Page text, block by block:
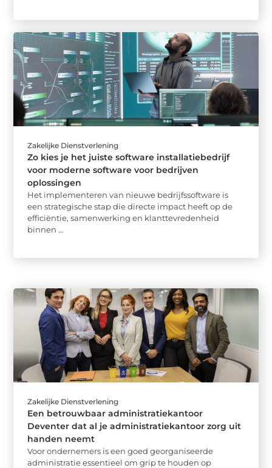
Zakelijke Dienstverlening
Zo kies je het juiste software installatiebedrijf
voor moderne software voor bedrijven
oplossingen
Het implementeren van nieuwe bedrijfssoftware is
een strategische stap die directe impact heeft op de
efficiëntie, samenwerking en klanttevredenheid
binnen ...
Zakelijke Dienstverlening
Een betrouwbaar administratiekantoor
Deventer dat al je administratiekantoor zorg uit
handen neemt
Voor ondernemers is een goed georganiseerde
administratie essentieel om grip te houden op